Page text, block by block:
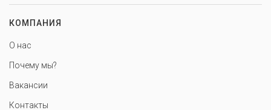
КОМПАНИЯ
О нас
Почему мы?
Вакансии
Контакты